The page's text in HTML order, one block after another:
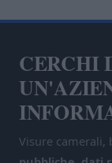
CERCHI
Visure camerali,